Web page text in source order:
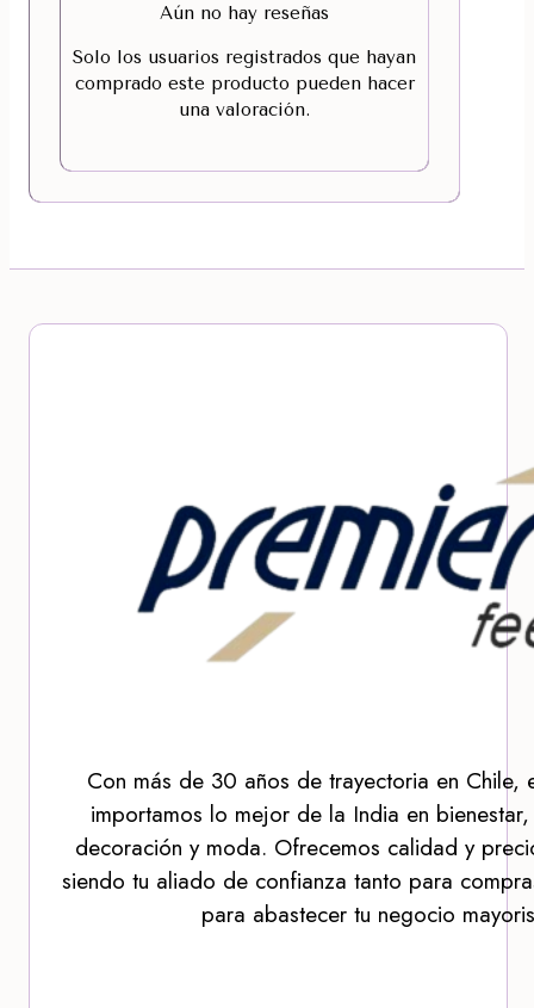
Aún no hay reseñas
Solo los usuarios registrados que hayan
comprado este producto pueden hacer
una valoración.
Con más de 30 años de trayectoria en Chile,
importamos lo mejor de la India en
decoración y moda. Ofrecemos calidad y
siendo tu aliado de confianza tanto para
para abastecer tu negocio